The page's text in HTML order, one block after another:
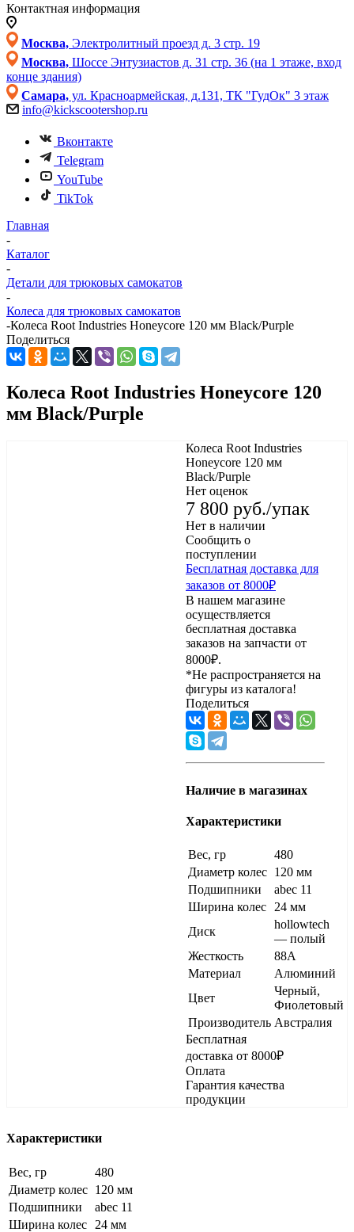
Контактная информация
Москва, Электролитный проезд д. 3 стр. 19
Москва, Шоссе Энтузиастов д. 31 стр. 36 (на 1 этаже, вход
конце здания)
Самара, ул. Красноармейская, д.131, ТК "ГудОк" 3 этаж
info@kickscootershop.ru
Вконтакте
Telegram
YouTube
TikTok
Главная
-
Каталог
-
Детали для трюковых самокатов
-
Колеса для трюковых самокатов
-Колеса Root Industries Honeycore 120 мм Black/Purple
Поделиться
Колеса Root Industries Honeycore 120
мм Black/Purple
Колеса Root Industries
Honeycore 120 мм
Black/Purple
Нет оценок
7 800 руб./упак
Нет в наличии
Сообщить о
поступлении
Бесплатная доставка для
заказов от 8000₽
В нашем магазине
осуществляется
бесплатная доставка
заказов на запчасти от
8000₽.
*Не распространяется на
фигуры из каталога!
Поделиться
Наличие в магазинах
Характеристики
Вес, гр
480
Диаметр колес 120 мм
Подшипники
abec 11
Ширина колес
24 мм
Диск
hollowtech
— полый
Жесткость
88A
Материал
Алюминий
Цвет
Черный,
Фиолетовый
Производитель Австралия
Бесплатная
доставка от 8000₽
Оплата
Гарантия качества
продукции
Характеристики
Вес, гр
480
Диаметр колес 120 мм
Подшипники
abec 11
Ширина колес
24 мм